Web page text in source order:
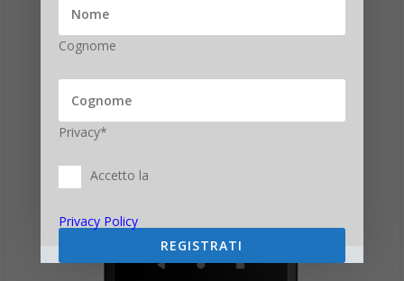
Cognome
Privacy*
Accetto la
Privacy Policy
REGISTRATI